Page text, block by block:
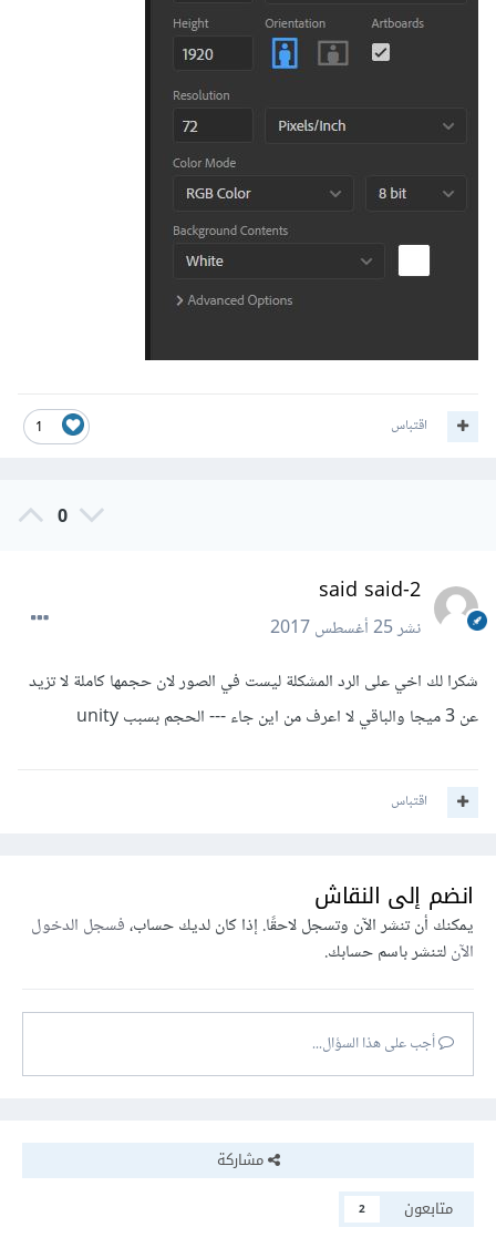
1 اقتباس
0
said said-2
نشر25 أغسطس 2017
شكرا لك اخي على الرد المشكلة ليست في الصور لان حجمها كاملة لا تزيد
عن 3 ميجا والباقي لا اعرف من اين جاء --- الحجم بسبب unity
اقتباس
انضم إلى النقاش
يمكنك أن تنشر الآن وتسجل لاحقًا. إذا كان لديك حساب،فسجل الدخول
الآنلتنشر باسم حسابك.
أجب على هذا السؤال...
مشاركة
متابعون
2